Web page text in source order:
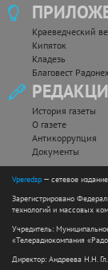
Краеведческий
Кипяток
Кладезь
Благовест
История газеты
О газете
Антикоррупция
Документы
Vperedsp — сетевое издание
Зарегистрировано
технологий и массовых
Учредитель:
«Телерадиокомпания
Директор: Андреева Н.Н.